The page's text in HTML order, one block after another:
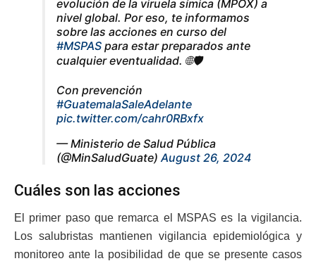
evolución de la viruela símica (MPOX) a
nivel global. Por eso, te informamos
sobre las acciones en curso del
#MSPAS para estar preparados ante
cualquier eventualidad. 🌐🛡️
Con prevención
#GuatemalaSaleAdelante
pic.twitter.com/cahr0RBxfx
— Ministerio de Salud Pública
(@MinSaludGuate)August 26, 2024
Cuáles son las acciones
El primer paso que remarca el MSPAS es la vigilancia.
Los salubristas mantienen vigilancia epidemiológica y
monitoreo ante la posibilidad de que se presente casos